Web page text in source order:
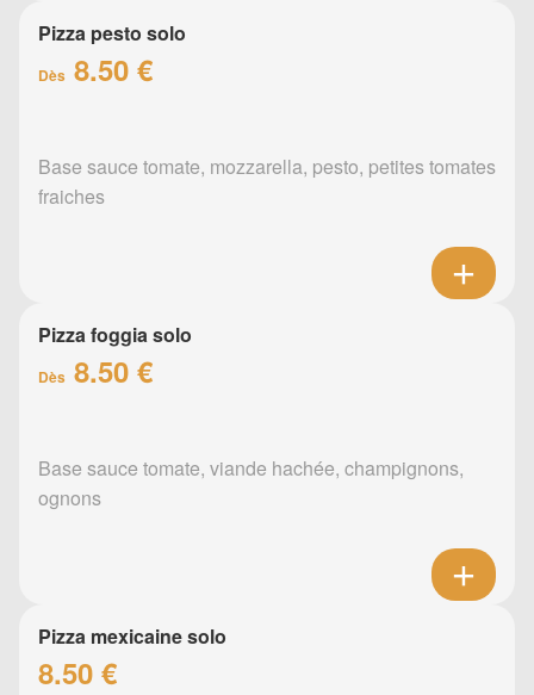
Pizza pesto solo
Dès 8.50 €
Base sauce tomate, mozzarella, pesto, petites tomates
fraiches
Pizza foggia solo
Dès 8.50 €
Base sauce tomate, viande hachée, champignons,
ognons
Pizza mexicaine solo
8.50 €